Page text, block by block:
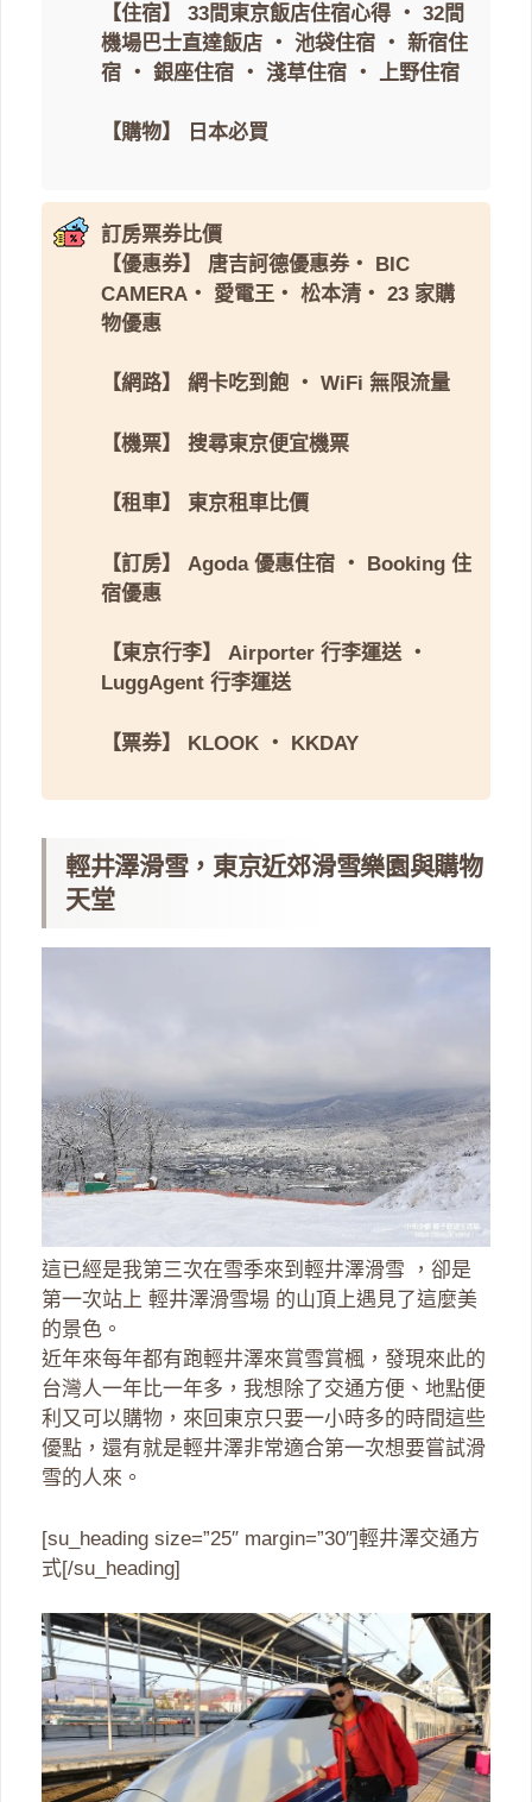
【住宿】 33間東京飯店住宿心得 ・ 32間
機場巴士直達飯店 ・ 池袋住宿 ・ 新宿住
宿 ・ 銀座住宿 ・ 淺草住宿 ・ 上野住宿
【購物】 日本必買
訂房票券比價
【優惠券】
唐吉訶德優惠券・
BIC
CAMERA ・ 愛電王 ・ 松本清 ・ 23 家購
物優惠
【網路】 網卡吃到飽 ・ WiFi 無限流量
【機票】 搜尋東京便宜機票
【租車】 東京租車比價
【訂房】 Agoda 優惠住宿 ・ Booking 住
宿優惠
【東京行李】 Airporter 行李運送 ・
LuggAgent 行李運送
【票券】 KLOOK ・ KKDAY
輕井澤滑雪，東京近郊滑雪樂園與購物
天堂
這已經是我第三次在雪季來到輕井澤滑雪 ，卻是
第一次站上 輕井澤滑雪場 的山頂上遇見了這麼美
的景色。
近年來每年都有跑輕井澤來賞雪賞楓，發現來此的
台灣人一年比一年多，我想除了交通方便、地點便
利又可以購物，來回東京只要一小時多的時間這些
優點，還有就是輕井澤非常適合第一次想要嘗試滑
雪的人來。
[su_heading size=”25″ margin=”30″]輕井澤交通方
式[/su_heading]